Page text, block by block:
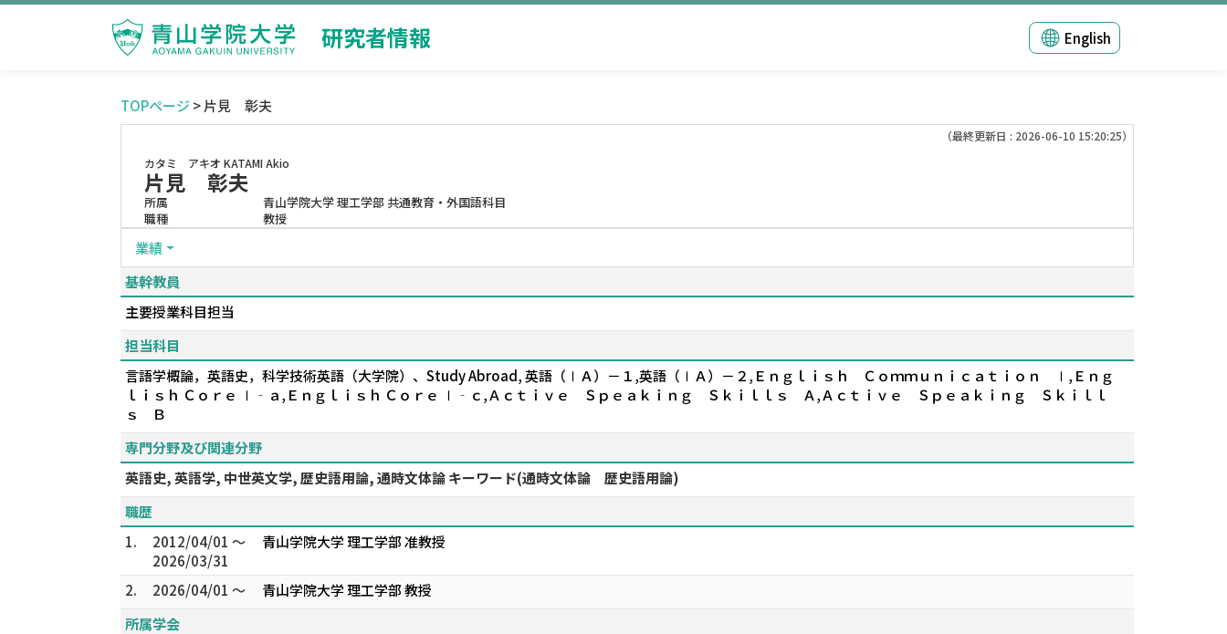
研究者情報 English
TOPページ > 片見 彰夫
（最終更新日 : 2026-06-10 15:20:25）
カタミ アキオ KATAMI Akio
片見 彰夫
所属
青山学院大学 理工学部 共通教育・外国語科目
職種
教授
業績
基幹教員
主要授業科目担当
担当科目
言語学概論，英語史，科学技術英語（大学院）、Study Abroad, 英語（ⅠＡ）－１,英語（ⅠＡ）－２,Ｅｎｇｌｉｓｈ Ｃｏｍｍｕｎｉｃａｔｉｏｎ Ⅰ,Ｅｎｇ
ｌｉｓｈ Ｃｏｒｅ Ⅰ‐ａ,Ｅｎｇｌｉｓｈ Ｃｏｒｅ Ⅰ‐ｃ,Ａｃｔｉｖｅ Ｓｐｅａｋｉｎｇ Ｓｋｉｌｌｓ Ａ,Ａｃｔｉｖｅ Ｓｐｅａｋｉｎｇ Ｓｋｉｌｌ
ｓ Ｂ
専門分野及び関連分野
英語史, 英語学, 中世英文学, 歴史語用論, 通時文体論 キーワード(通時文体論 歴史語用論)
職歴
1.
2012/04/01 ～
2026/03/31
青山学院大学 理工学部 准教授
2. 2026/04/01 ～
青山学院大学 理工学部 教授
所属学会